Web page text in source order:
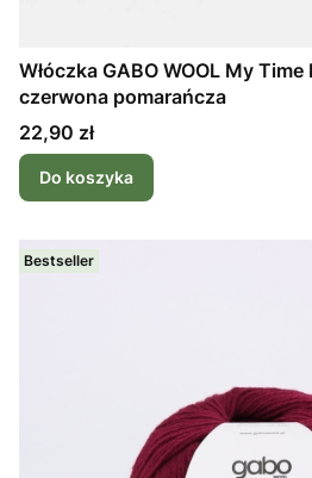
Włóczka GABO WOOL My
czerwona pomarańcza
Cena
22,90 zł
Do koszyka
Bestseller